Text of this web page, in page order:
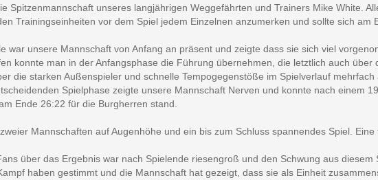
Spitzenmannschaft unseres langjährigen Weggefährten und Trainers Mike White.
Trainingseinheiten vor dem Spiel jedem Einzelnen anzumerken und sollte sich am
war unsere Mannschaft von Anfang an präsent und zeigte dass sie sich viel
konnte man in der Anfangsphase die Führung übernehmen, die letztlich auch
die starken Außenspieler und schnelle Tempogegenstöße im Spielverlauf
Spielphase zeigte unsere Mannschaft Nerven und konnte nach einem
Ende 26:22 für die Burgherren stand.
Mannschaften auf Augenhöhe und ein bis zum Schluss spannendes Spiel.
über das Ergebnis war nach Spielende riesengroß und den Schwung aus diesem
haben gestimmt und die Mannschaft hat gezeigt, dass sie als Einheit